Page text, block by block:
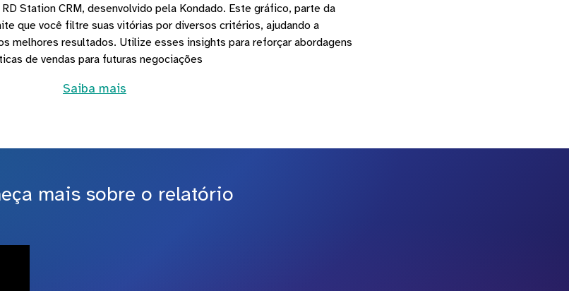
Station CRM, desenvolvido pela Kondado. Este gráfico, parte da
que você filtre suas vitórias por diversos critérios, ajudando a
melhores resultados. Utilize esses insights para reforçar abordagens
de vendas para futuras negociações
Saiba mais
mais sobre o relatório